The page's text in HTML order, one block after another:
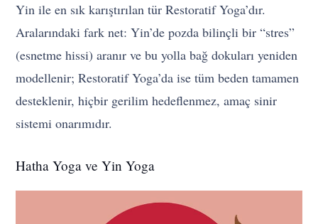
Yin ile en sık karıştırılan tür Restoratif Yoga’dır.
Aralarındaki fark net: Yin’de pozda bilinçli bir “stres”
(esnetme hissi) aranır ve bu yolla bağ dokuları yeniden
modellenir; Restoratif Yoga’da ise tüm beden tamamen
desteklenir, hiçbir gerilim hedeflenmez, amaç sinir
sistemi onarımıdır.
Hatha Yoga ve Yin Yoga